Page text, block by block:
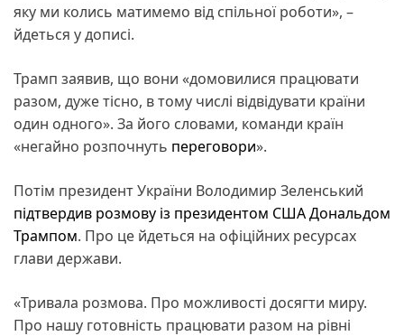
яку ми колись матимемо від спільної роботи», –
йдеться у дописі.
Трамп заявив, що вони «домовилися працювати
разом, дуже тісно, в тому числі відвідувати країни
один одного». За його словами, команди країн
«негайно розпочнуть переговори».
Потім президент України Володимир Зеленський
підтвердив розмову із президентом США Дональдом
Трампом. Про це йдеться на офіційних ресурсах
глави держави.
«Тривала розмова. Про можливості досягти миру.
Про нашу готовність працювати разом на рівні